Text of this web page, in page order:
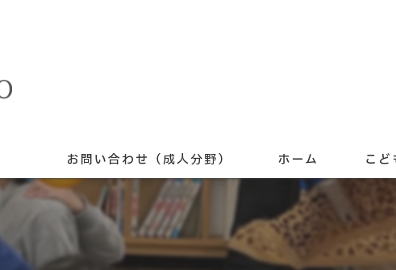
お問い合わせ（成人分野） ホーム こ
未就
就学